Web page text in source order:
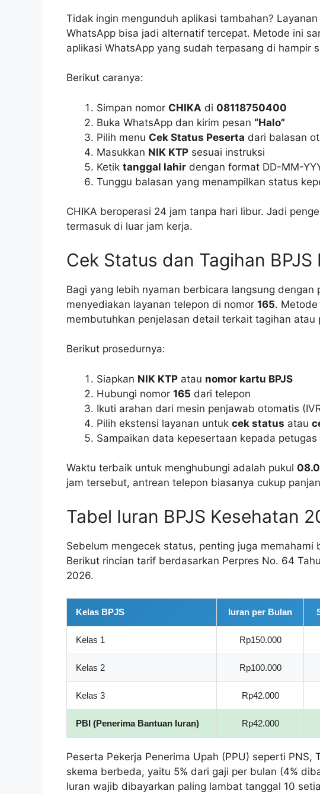
Tidak ingin mengunduh aplikasi tambahan?
WhatsApp bisa jadi alternatif tercepat. Metode ini
aplikasi WhatsApp yang sudah terpasang di hampir
Berikut caranya:
Simpan nomor CHIKA di 08118750400
Buka WhatsApp dan kirim pesan “Halo”
Pilih menu Cek Status Peserta dari balasan
Masukkan NIK KTP sesuai instruksi
Ketik tanggal lahir dengan format DD-MM-
Tunggu balasan yang menampilkan status
CHIKA beroperasi 24 jam tanpa hari libur. Jadi
termasuk di luar jam kerja.
Cek Status dan Tagihan
Bagi yang lebih nyaman berbicara langsung dengan
menyediakan layanan telepon di nomor 165.
membutuhkan penjelasan detail terkait tagihan
Berikut prosedurnya:
Siapkan NIK KTP atau nomor kartu BPJS
Hubungi nomor 165 dari telepon
Ikuti arahan dari mesin penjawab otomatis
Pilih ekstensi layanan untuk cek status atau
Sampaikan data kepesertaan kepada petugas
Waktu terbaik untuk menghubungi adalah pukul
jam tersebut, antrean telepon biasanya cukup
Tabel Iuran BPJS Kesehatan
Sebelum mengecek status, penting juga memahami
Berikut rincian tarif berdasarkan Perpres No. 64
2026.
Kelas BPJS Iuran per Bulan
Kelas 1 Rp150.000
Kelas 2 Rp100.000
Kelas 3 Rp42.000
PBI (Penerima Bantuan Iuran) Rp42.000
Peserta Pekerja Penerima Upah (PPU) seperti
skema berbeda, yaitu 5% dari gaji per bulan (4%
Iuran wajib dibayarkan paling lambat tanggal 10